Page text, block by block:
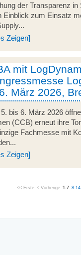
der Transparenz
Einblick zum Einsatz
Zeigen]
mit
März 2026,
bis 6. März 2026
(CCB) erneut ihre
Fachmesse mit
Zeigen]
<< Erste < Vorherige 1-7 8-14